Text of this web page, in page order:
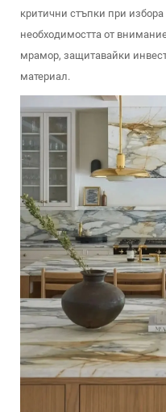
критични стъпки при
необходимостта от
мрамор, защитавайки
материал.